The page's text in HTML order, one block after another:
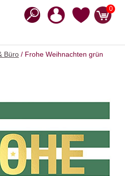
0
Büro / Frohe Weihnachten grün